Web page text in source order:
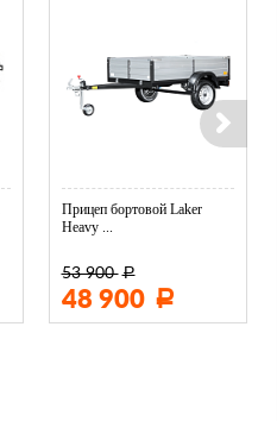
Прицеп бортовой Laker
Heavy ...
53 900 Р
48 900 Р